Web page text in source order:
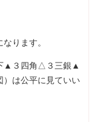
ります。
▲３四角△３三銀▲
は公平に見ていい